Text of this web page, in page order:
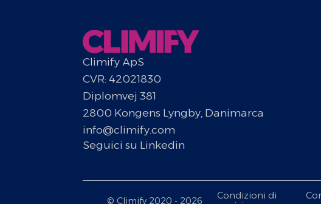
Climify ApS
CVR: 42021830
Diplomvej 381
2800 Kongens Lyngby, Danimarca
info@climify.com
Seguici su Linkedin
© Climify 2020 - 2026
Condizioni di